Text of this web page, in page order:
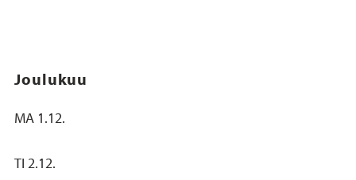
Joulukuu
MA 1.12.
TI 2.12.